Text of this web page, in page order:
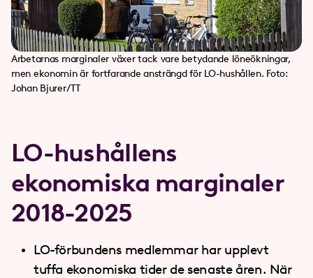
Arbetarnas marginaler växer tack vare betydande löneökningar,
men ekonomin är fortfarande ansträngd för LO-hushållen. Foto:
Johan Bjurer/TT
LO-hushållens
ekonomiska marginaler
2018-2025
LO-förbundens medlemmar har upplevt
tuffa ekonomiska tider de senaste åren. När